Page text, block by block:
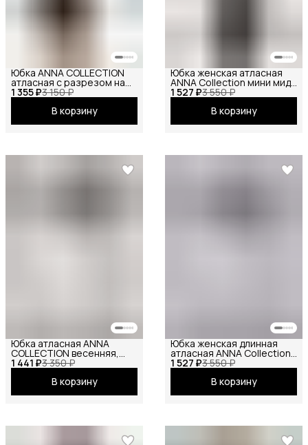
1 355 ₽3 150 ₽
Юбка ANNA COLLECTION
атласная с разрезом на
резинке
В корзину
1 527 ₽3 550 ₽
Юбка женская атласная
ANNA Collection мини миди
макси на резинке
короткие и длинные
В корзину
1 441 ₽3 350 ₽
Юбка атласная ANNA
COLLECTION весенняя,
весенняя, праздничная,
повседневная, офисная,
школьная на резинке
макси молочный
В корзину
1 527 ₽3 550 ₽
Юбка женская длинная
атласная ANNA Collection
миди макси на резинке
весенняя
В корзину